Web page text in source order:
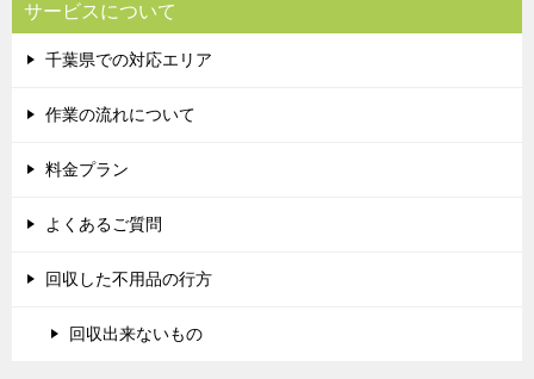
サービスについて
千葉県での対応エリア
作業の流れについて
料金プラン
よくあるご質問
回収した不用品の行方
回収出来ないもの